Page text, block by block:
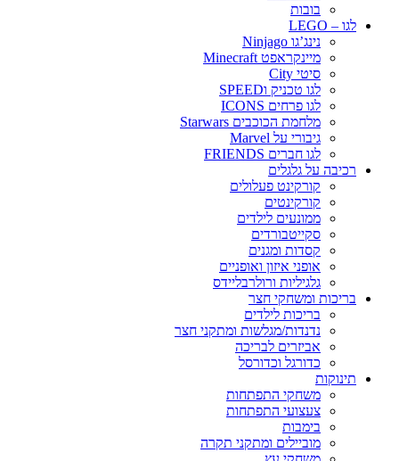
בובות
לגו – LEGO
נינג’גו Ninjago
מיינקראפט Minecraft
סיטי City
לגו טכניק וSPEED
לגו פרחים ICONS
מלחמת הכוכבים Starwars
גיבורי על Marvel
לגו חברים FRIENDS
רכיבה על גלגלים
קורקינט פעלולים
קורקינטים
ממונעים לילדים
סקייטבורדים
קסדות ומגנים
אופני איזון ואופניים
גלגיליות ורולרבליידס
בריכות ומשחקי חצר
בריכות לילדים
נדנדות/מגלשות ומתקני חצר
אביזרים לבריכה
כדורגל וכדורסל
תינוקות
משחקי התפתחות
צעצועי התפתחות
בימבות
מוביילים ומתקני תקרה